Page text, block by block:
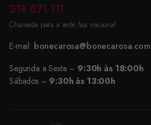
218 871 111
Chamada para a rede fixa nacional
E-mail: bonecarosa@bonecarosa.com
Segunda a Sexta – 9:30h às 18:00h
Sábados – 9:30h às 13:00h